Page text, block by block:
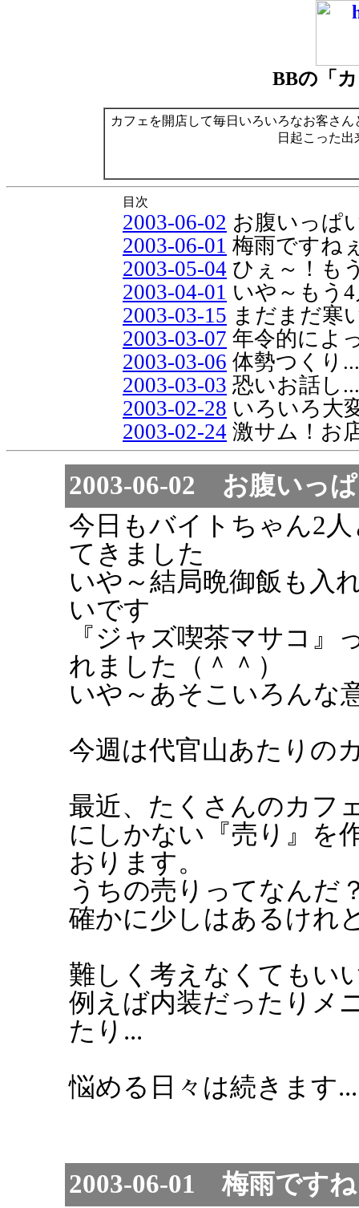
BBの「
カフェを開店して毎日いろいろなお客さ
日起こった
目次
2003-06-02 お腹いっぱ
2003-06-01 梅雨ですね
2003-05-04 ひぇ～！も
2003-04-01 いや～もう
2003-03-15 まだまだ寒
2003-03-07 年令的によ
2003-03-06 体勢つくり...
2003-03-03 恐いお話し...
2003-02-28 いろいろ大
2003-02-24 激サム！お
2003-06-02 お腹いっ
今日もバイトちゃん2
てきました
いや～結局晩御飯も入
いです
『ジャズ喫茶マサコ』
れました（＾＾）
いや～あそこいろんな
今週は代官山あたりの
最近、たくさんのカフ
にしかない『売り』を
おります。
うちの売りってなんだ
確かに少しはあるけれ
難しく考えなくてもい
例えば内装だったりメ
たり...
悩める日々は続きます
2003-06-01 梅雨です